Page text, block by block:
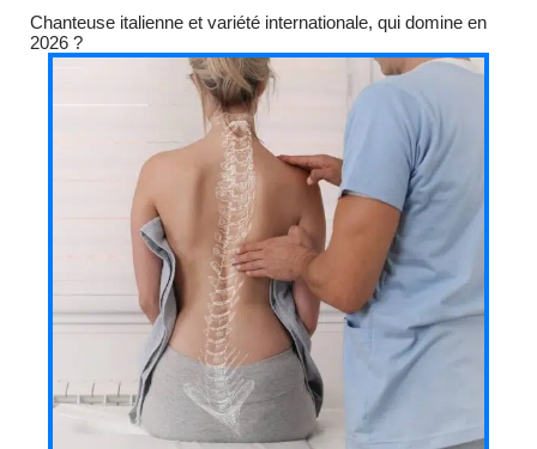
Chanteuse italienne et variété internationale, qui domine en
2026 ?